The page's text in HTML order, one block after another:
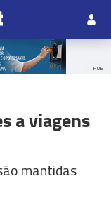
PUB
a viagens
mantidas